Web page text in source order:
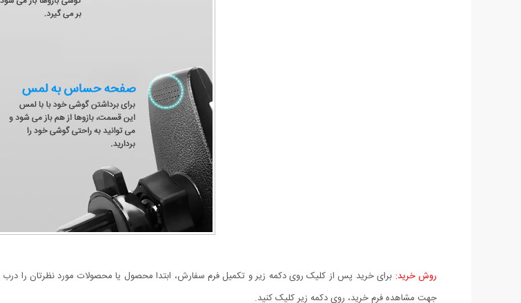
روش خرید: برای خرید پس از کلیک روی دکمه زیر و تکمیل فرم سفارش، ابتدا محصول یا محصولات مورد نظرتان را درب
جهت مشاهده فرم خرید، روی دکمه زیر کلیک کنید.